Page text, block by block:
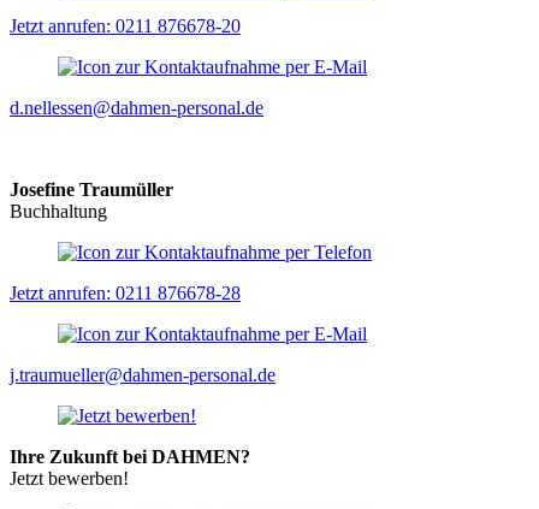
Jetzt anrufen: 0211 876678-20
d.nellessen@dahmen-personal.de
Josefine Traumüller
Buchhaltung
Jetzt anrufen: 0211 876678-28
j.traumueller@dahmen-personal.de
Ihre Zukunft bei DAHMEN?
Jetzt bewerben!